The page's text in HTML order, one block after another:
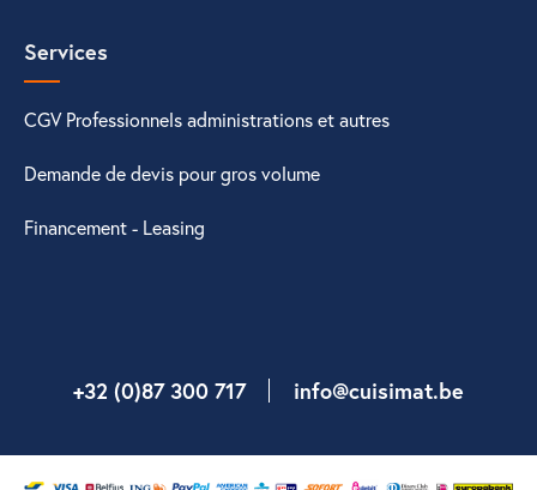
Services
CGV Professionnels administrations et autres
Demande de devis pour gros volume
Financement - Leasing
+32 (0)87 300 717 info@cuisimat.be